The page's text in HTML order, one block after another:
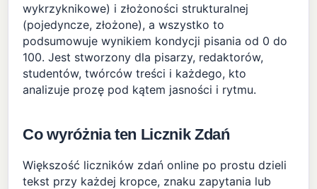
wykrzyknikowe) i złożoności strukturalnej
(pojedyncze, złożone), a wszystko to
podsumowuje wynikiem kondycji pisania od 0 do
100. Jest stworzony dla pisarzy, redaktorów,
studentów, twórców treści i każdego, kto
analizuje prozę pod kątem jasności i rytmu.
Co wyróżnia ten Licznik Zdań
Większość liczników zdań online po prostu dzieli
tekst przy każdej kropce, znaku zapytania lub